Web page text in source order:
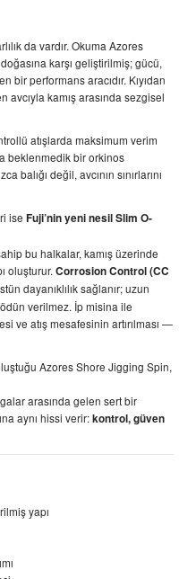
da vardır. Okuma Azores
karşı geliştirilmiş; gücü,
bir performans aracıdır. Kıyıdan
avcıyla kamış arasında sezgisel
atışlarda maksimum verim
beklenmedik bir orkinos
balığı değil, avcının sınırlarını
ise Fuji’nin yeni nesil Slim O-
bu halkalar, kamış üzerinde
oluşturur. Corrosion Control (CC
dayanıklılık sağlanır; uzun
verilmez. İp misina ile
ve atış mesafesinin artırılması —
Azores Shore Jigging Spin,
arasında gelen sert bir
aynı hissi verir:kontrol, güven
yapı